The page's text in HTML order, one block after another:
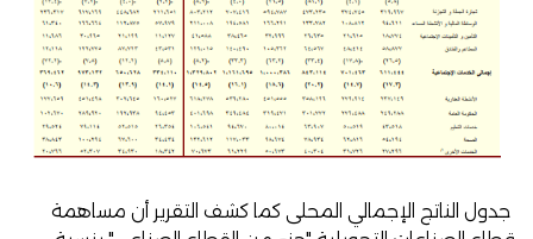
جدول الناتج الإجمالي المحلى كما كشف التقرير أن مساهمة